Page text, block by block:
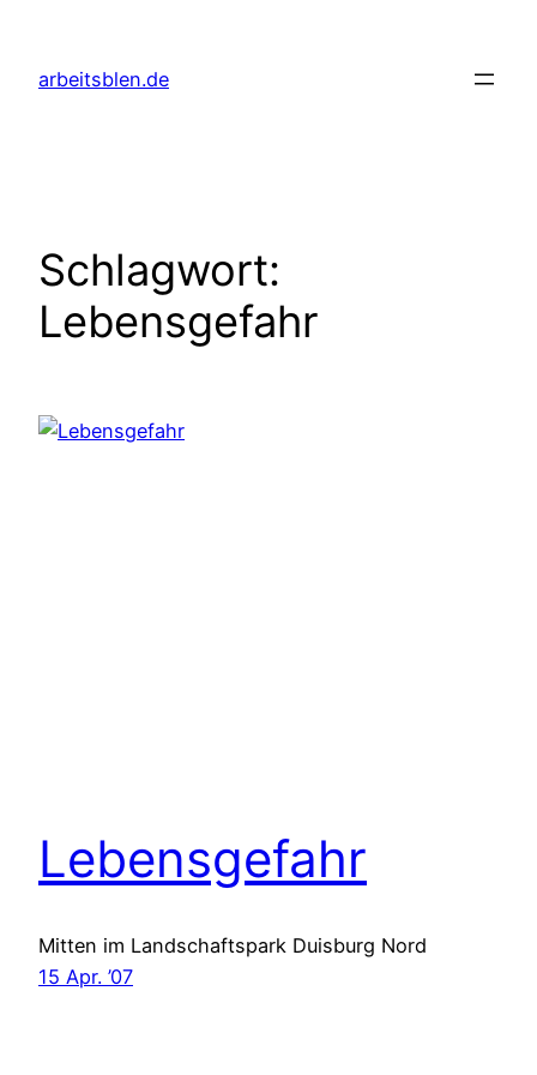
springen
arbeitsblen.de
Schlagwort:
Lebensgefahr
Lebensgefahr
Mitten im Landschaftspark Duisburg Nord
15 Apr. ’07